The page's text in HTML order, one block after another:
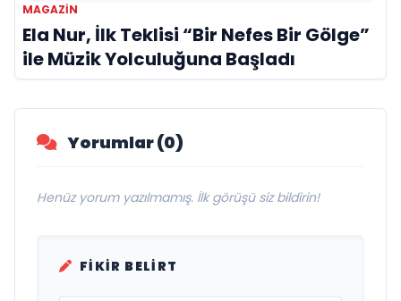
MAGAZIN
Ela Nur, İlk Teklisi “Bir Nefes Bir Gölge”
ile Müzik Yolculuğuna Başladı
Yorumlar (0)
Henüz yorum yazılmamış. İlk görüşü siz bildirin!
FIKIR BELIRT